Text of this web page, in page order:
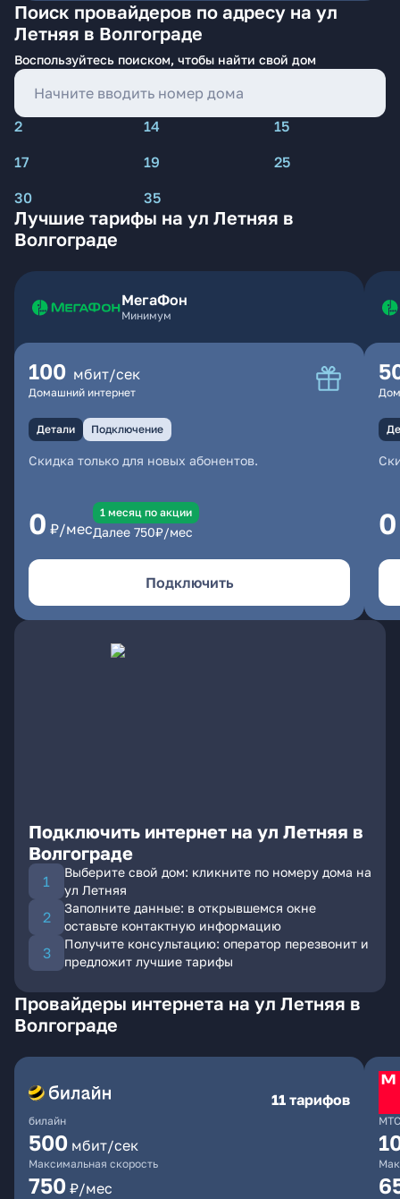
Поиск провайдеров по адресу на ул
Летняя в Волгограде
Воспользуйтесь поиском, чтобы найти свой дом
2 14
15
17
19
25
30
35
Лучшие тарифы на ул Летняя в
Волгограде
МегаФон
Минимум
100 мбит/сек
Домашний интернет
Детали Подключение
Скидка только для новых абонентов.
0 ₽/мес
1 месяц по акции
Далее 750₽/мес
Подключить
0
Подключить интернет на ул Летняя в
Волгограде
Выберите свой дом: кликните по номеру дома на
ул Летняя
Заполните данные: в открывшемся окне
оставьте контактную информацию
Получите консультацию: оператор перезвонит и
предложит лучшие тарифы
Провайдеры интернета на ул Летняя в
Волгограде
билайн
11 тарифов
500 мбит/сек
Максимальная скорость
750 ₽/мес
МТС